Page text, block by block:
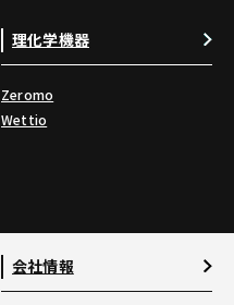
理化学機器
Zeromo
Wettio
会社情報